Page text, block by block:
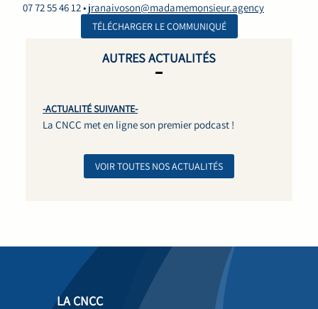
07 72 55 46 12 • jranaivoson@madamemonsieur.agency
TÉLÉCHARGER LE COMMUNIQUÉ
AUTRES ACTUALITÉS
-ACTUALITÉ SUIVANTE-
La CNCC met en ligne son premier podcast !
VOIR TOUTES NOS ACTUALITÉS
LA CNCC